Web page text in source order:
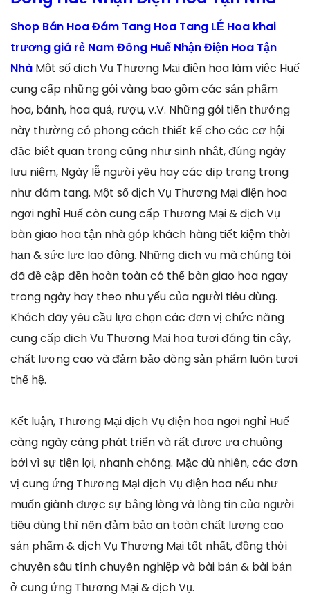
Shop Bán Hoa Đám Tang Hoa Tang LỄ Hoa khai
trương giá rẻ Nam Đông Huế Nhận Điện Hoa Tận
Nhà Một số dịch Vụ Thương Mại điện hoa làm việc Huế
cung cấp những gói vàng bao gồm các sản phẩm
hoa, bánh, hoa quả, rượu, v.V. Những gói tiến thưởng
này thường có phong cách thiết kế cho các cơ hội
đặc biệt quan trọng cũng như sinh nhật, đúng ngày
lưu niệm, Ngày lễ người yêu hay các dịp trang trọng
như đám tang. Một số dịch Vụ Thương Mại điện hoa
ngơi nghỉ Huế còn cung cấp Thương Mại & dịch Vụ
bàn giao hoa tận nhà góp khách hàng tiết kiệm thời
hạn & sức lực lao động. Những dịch vụ mà chúng tôi
đã đề cập đền hoàn toàn có thể bàn giao hoa ngay
trong ngày hay theo nhu yếu của người tiêu dùng.
Khách dãy yêu cầu lựa chọn các đơn vị chức năng
cung cấp dịch Vụ Thương Mại hoa tươi đáng tin cậy,
chất lượng cao và đảm bảo dòng sản phẩm luôn tươi
thế hệ.
Kết luận, Thương Mại dịch Vụ điện hoa ngơi nghỉ Huế
càng ngày càng phát triển và rất được ưa chuộng
bởi vì sự tiện lợi, nhanh chóng. Mặc dù nhiên, các đơn
vị cung ứng Thương Mại dịch Vụ điện hoa nếu như
muốn giành được sự bằng lòng và lòng tin của người
tiêu dùng thì nên đảm bảo an toàn chất lượng cao
sản phẩm & dịch Vụ Thương Mại tốt nhất, đồng thời
chuyên sâu tính chuyên nghiệp và bài bản & bài bản
ở cung ứng Thương Mại & dịch Vụ.